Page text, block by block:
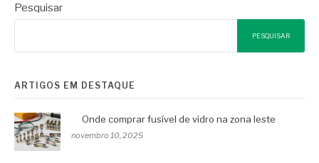
Pesquisar
PESQUISAR
ARTIGOS EM DESTAQUE
Onde comprar fusível de vidro na zona leste
novembro 10, 2025